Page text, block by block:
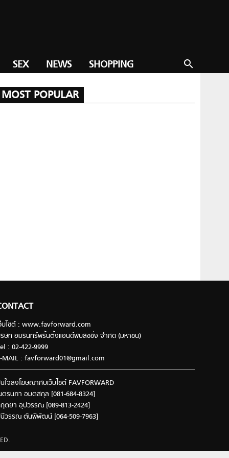
search
SEX NEWS SHOPPING
MOST POPULAR
บไซต์ : www.favforward.com
ษัท อมรินทร์พริ้นติ้งแอนด์พับลิชชิ่ง จำกัด (มหาชน)
: 02-422-9999
MAIL : favforward01@gmail.com
ใจลงโฆษณากับเว็บไซต์ FAVFORWARD
ตรนภา อมตสกุล [081-684-8324]
ตยา อุปวรรณ [089-813-2424]
วรรณ ตันพิพัฒน์ [064-509-7963]